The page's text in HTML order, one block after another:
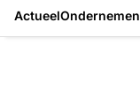
ActueelOndernemen